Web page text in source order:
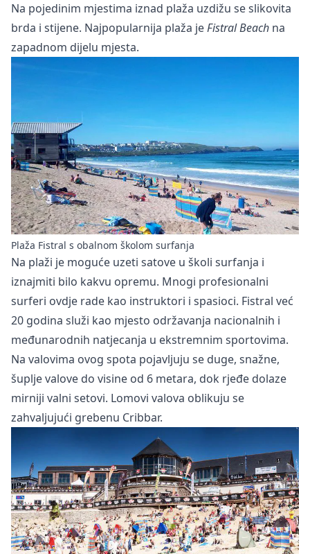
Na pojedinim mjestima iznad plaža uzdižu se slikovita
brda i stijene. Najpopularnija plaža jeFistral Beach na
zapadnom dijelu mjesta.
Plaža Fistral s obalnom školom surfanja
Na plaži je moguće uzeti satove u školi surfanja i
iznajmiti bilo kakvu opremu. Mnogi profesionalni
surferi ovdje rade kao instruktori i spasioci. Fistral već
20 godina služi kao mjesto održavanja nacionalnih i
međunarodnih natjecanja u ekstremnim sportovima.
Na valovima ovog spota pojavljuju se duge, snažne,
šuplje valove do visine od 6 metara, dok rjeđe dolaze
mirniji valni setovi. Lomovi valova oblikuju se
zahvaljujući grebenu Cribbar.